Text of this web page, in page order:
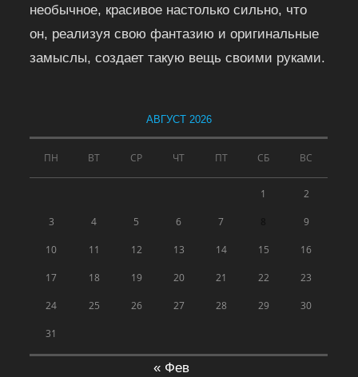
необычное, красивое настолько сильно, что
он, реализуя свою фантазию и оригинальные
замыслы, создает такую вещь своими руками.
АВГУСТ 2026
ПН ВТ СР ЧТ ПТ СБ ВС
1 2
3 4 5 6 7 9
10 11 12 13 14 15 16
17 18 19 20 21 22 23
24 25 26 27 28 29 30
31
« Фев